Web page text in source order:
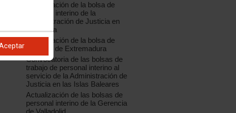
de
Actualización de la bolsa de
personal interino de la
Administración de Justicia en
Cantabria
Actualización de la bolsa de
interinos de Extremadura
Convocatoria de las bolsas de
trabajo de personal interino al
servicio de la Administración de
Justicia en las Islas Baleares
Actualización de las bolsas de
personal interino de la Gerencia